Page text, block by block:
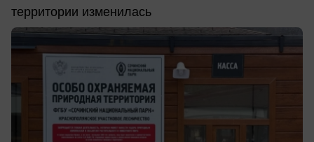
территории изменилась